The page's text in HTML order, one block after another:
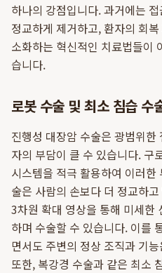
하나의 강점입니다. 과거에는
정교하게 제거하고, 환자의 회
소화하는 혁신적인 치료법들이
습니다.
로봇 수술 및 최소 침습 수
진행성 대장암 수술은 광범위
자의 부담이 클 수 있습니다. 구
시스템을 적극 활용하여 이러
술은 사람의 손보다 더 정교하
3차원 확대 영상을 통해 미세한
하며 수술할 수 있습니다. 이를
면서도 주변의 정상 조직과 기
또한, 복강경 수술과 같은 최소